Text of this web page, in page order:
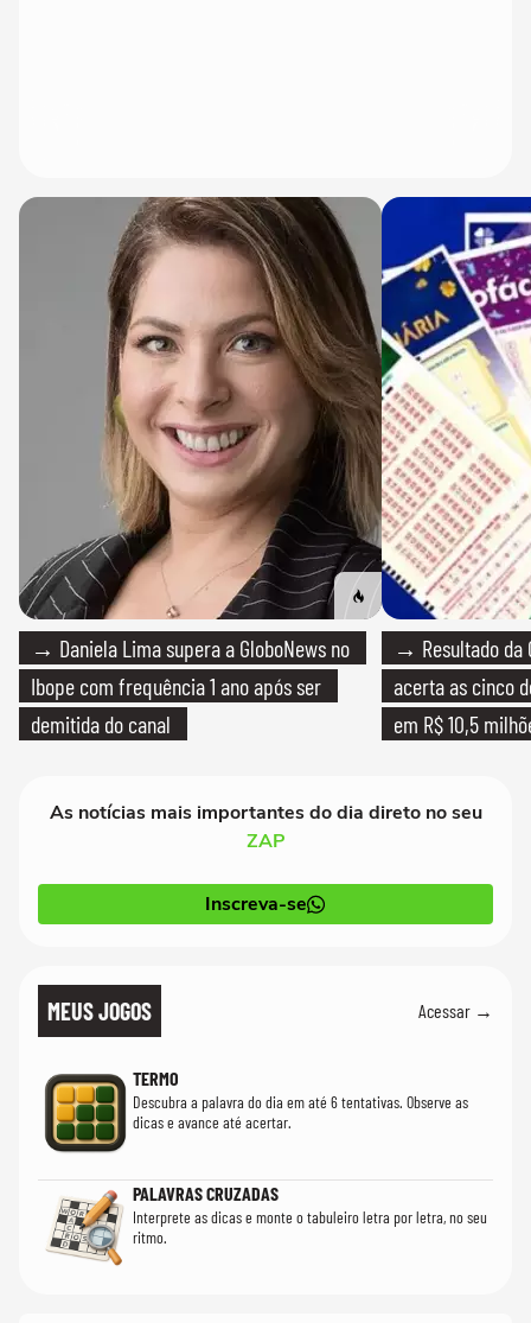
→ Daniela Lima supera a GloboNews no
Ibope com frequência 1 ano após ser
demitida do canal
→ Resultado da
acerta as cinco
em R$ 10,5
As notícias mais importantes do dia direto no seu
ZAP
Inscreva-se
MEUS JOGOS Acessar →
TERMO
Descubra a palavra do dia em até 6 tentativas. Observe as
dicas e avance até acertar.
PALAVRAS CRUZADAS
Interprete as dicas e monte o tabuleiro letra por letra, no seu
ritmo.